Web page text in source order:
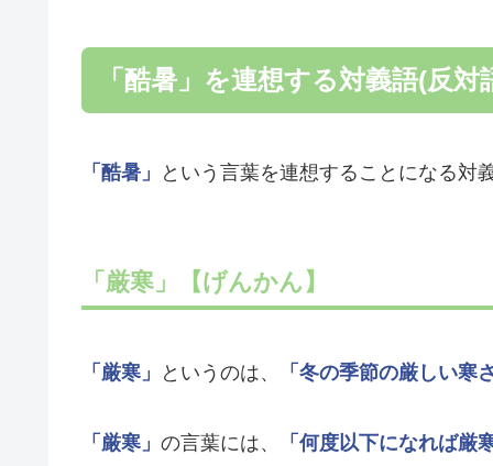
「酷暑」を連想する対義語(反対
「酷暑」 という言葉を連想することになる対
「厳寒」【げんかん】
「厳寒」 というのは、 「冬の季節の厳しい寒
「厳寒」 の言葉には、
「何度以下になれば厳